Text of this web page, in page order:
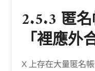
2.5.3 匿
「裡應外
X 上存在大量匿名